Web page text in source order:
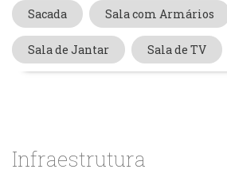
Sacada Sala com Armários
Sala de Jantar Sala de TV
Infraestrutura